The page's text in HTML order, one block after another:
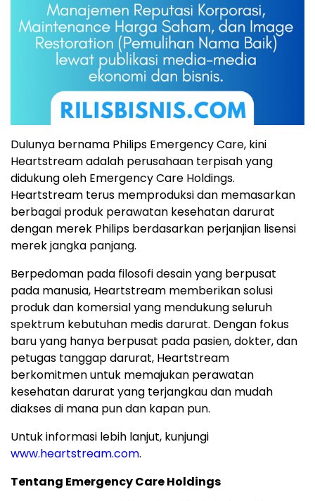
Dulunya bernama Philips Emergency Care, kini
Heartstream adalah perusahaan terpisah yang
didukung oleh Emergency Care Holdings.
Heartstream terus memproduksi dan memasarkan
berbagai produk perawatan kesehatan darurat
dengan merek Philips berdasarkan perjanjian lisensi
merek jangka panjang.
Berpedoman pada filosofi desain yang berpusat
pada manusia, Heartstream memberikan solusi
produk dan komersial yang mendukung seluruh
spektrum kebutuhan medis darurat. Dengan fokus
baru yang hanya berpusat pada pasien, dokter, dan
petugas tanggap darurat, Heartstream
berkomitmen untuk memajukan perawatan
kesehatan darurat yang terjangkau dan mudah
diakses di mana pun dan kapan pun.
Untuk informasi lebih lanjut, kunjungi
www.heartstream.com.
Tentang Emergency Care Holdings